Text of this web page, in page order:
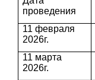
проведения
11 февраля
2026г.
11 марта
2026г.